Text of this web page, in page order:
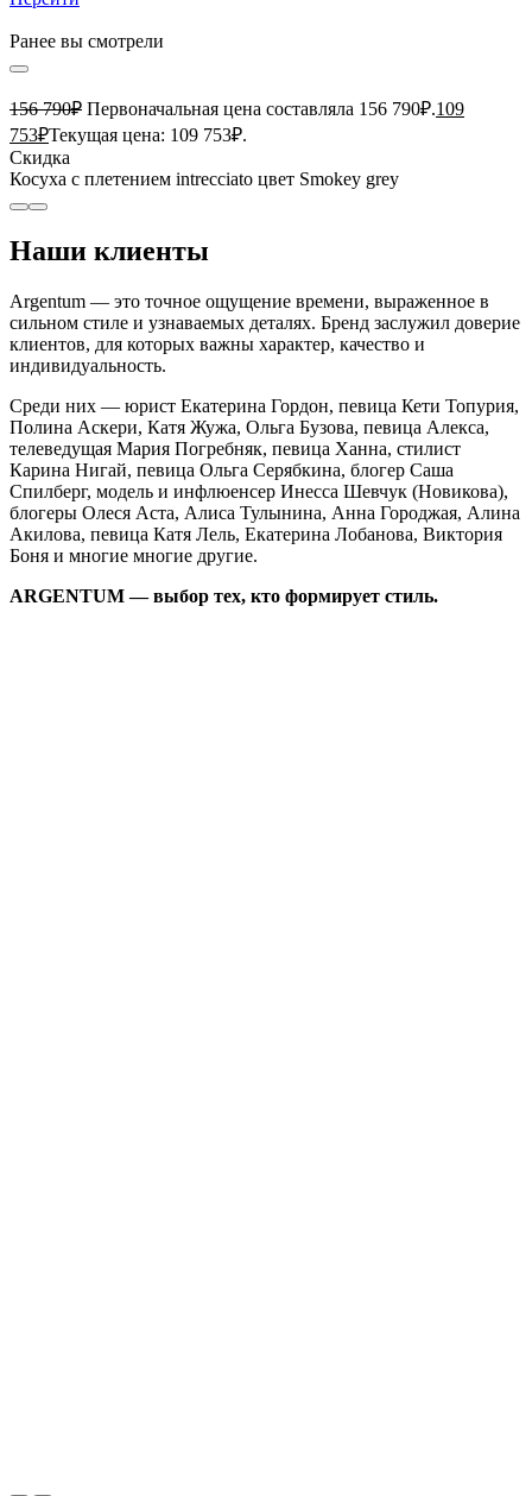
Ранее вы смотрели
156 790₽ Первоначальная цена составляла 156 790₽.109
753₽Текущая цена: 109 753₽.
Скидка
Косуха с плетением intrecciato цвет Smokey grey
Наши клиенты
Argentum — это точное ощущение времени, выраженное в
сильном стиле и узнаваемых деталях. Бренд заслужил доверие
клиентов, для которых важны характер, качество и
индивидуальность.
Среди них — юрист Екатерина Гордон, певица Кети Топурия,
Полина Аскери, Катя Жужа, Ольга Бузова, певица Алекса,
телеведущая Мария Погребняк, певица Ханна, стилист
Карина Нигай, певица Ольга Серябкина, блогер Саша
Спилберг, модель и инфлюенсер Инесса Шевчук (Новикова),
блогеры Олеся Аста, Алиса Тулынина, Анна Городжая, Алина
Акилова, певица Катя Лель, Екатерина Лобанова, Виктория
Боня и многие многие другие.
ARGENTUM — выбор тех, кто формирует стиль.